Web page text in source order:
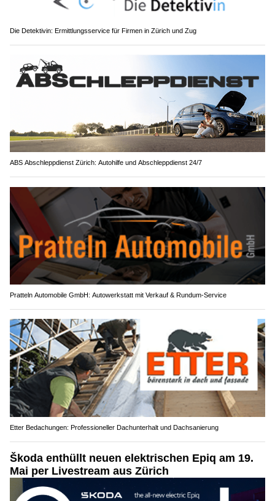
Die Detektivin: Ermittlungsservice für Firmen in Zürich und Zug
ABS Abschleppdienst Zürich: Autohilfe und Abschleppdienst 24/7
Pratteln Automobile GmbH: Autowerkstatt mit Verkauf & Rundum-Service
Etter Bedachungen: Professioneller Dachunterhalt und Dachsanierung
Škoda enthüllt neuen elektrischen Epiq am 19.
Mai per Livestream aus Zürich